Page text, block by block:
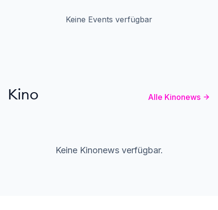
Keine Events verfügbar
Kino Alle Kinonews
Keine Kinonews verfügbar.